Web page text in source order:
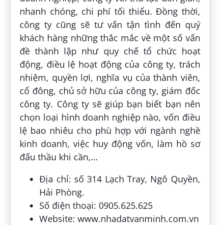
nhanh chóng, chi phí tối thiểu. Đồng thời,
công ty cũng sẽ tư vấn tận tình đến quý
khách hàng những thắc mắc về một số vấn
đề thành lập như quy chế tổ chức hoạt
động, điều lệ hoạt động của công ty, trách
nhiệm, quyền lợi, nghĩa vụ của thành viên,
cổ đông, chủ sở hữu của công ty, giám đốc
công ty. Công ty sẽ giúp bạn biết bạn nên
chọn loại hình doanh nghiệp nào, vốn điều
lệ bao nhiêu cho phù hợp với ngành nghề
kinh doanh, việc huy động vốn, làm hồ sơ
đấu thầu khi cần,…
Địa chỉ: số 314 Lạch Tray, Ngô Quyền,
Hải Phòng.
Số điện thoại: 0905.625.625
Website: www.nhadatvanminh.com.vn